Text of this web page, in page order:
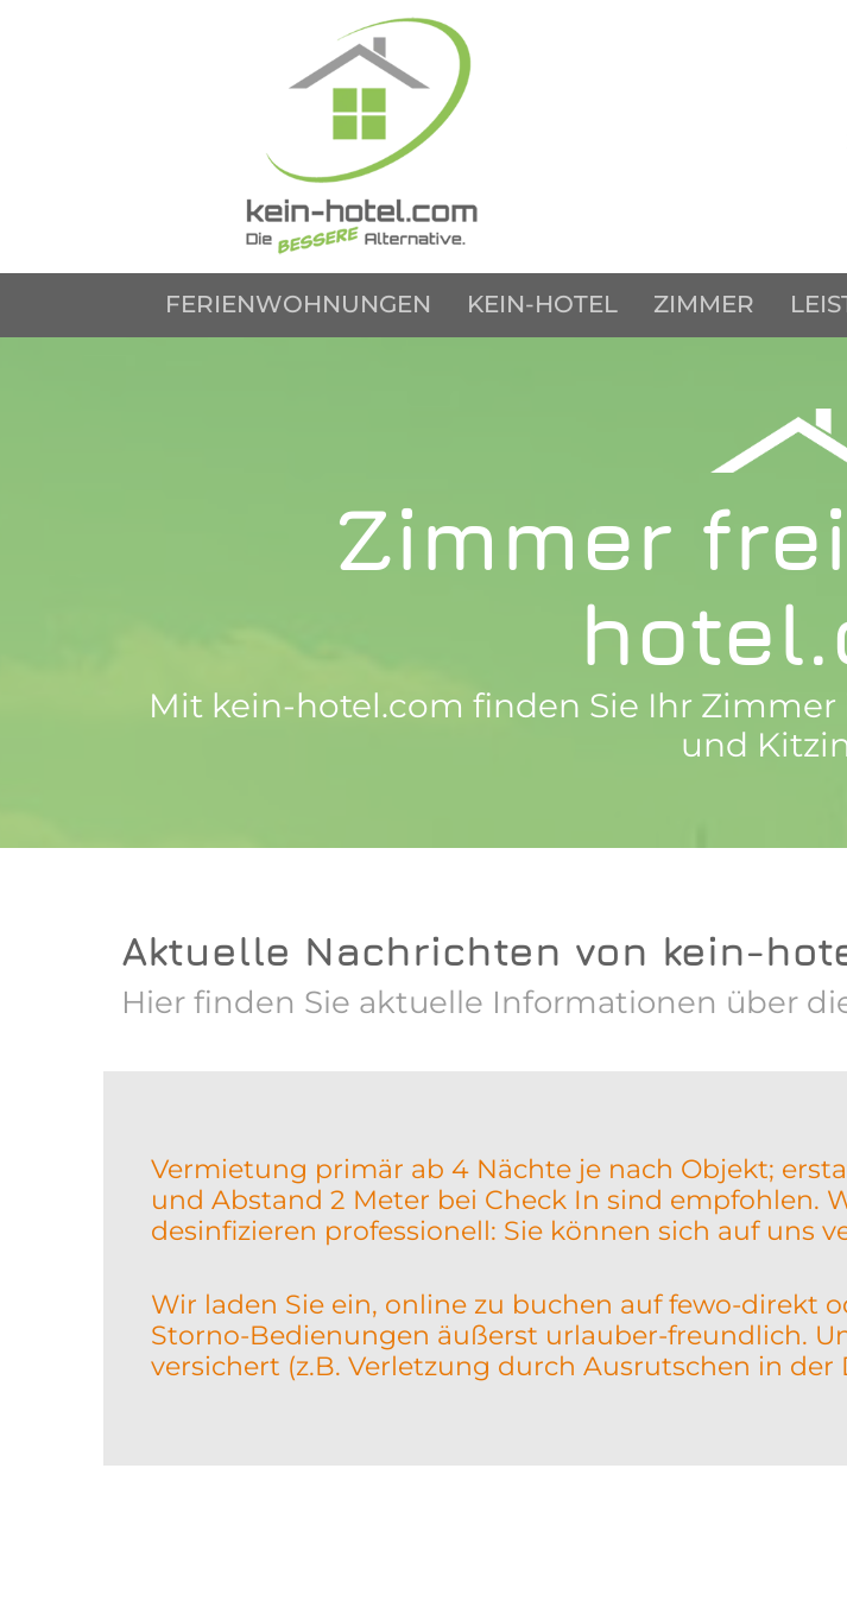
FERIENWOHNUNGEN KEIN-HOTEL ZIMMER
Zimmer
Mit kein-hotel.com finden Sie Ihr
und
Aktuelle Nachrichten von kein-
Hier finden Sie aktuelle Informationen über
Vermietung primär ab 4 Nächte je nach Objekt;
und Abstand 2 Meter bei Check In sind empfohlen.
desinfizieren professionell: Sie können sich auf uns
Wir laden Sie ein, online zu buchen auf fewo-direkt
Storno-Bedienungen äußerst urlauber-freundlich.
versichert (z.B. Verletzung durch Ausrutschen in der